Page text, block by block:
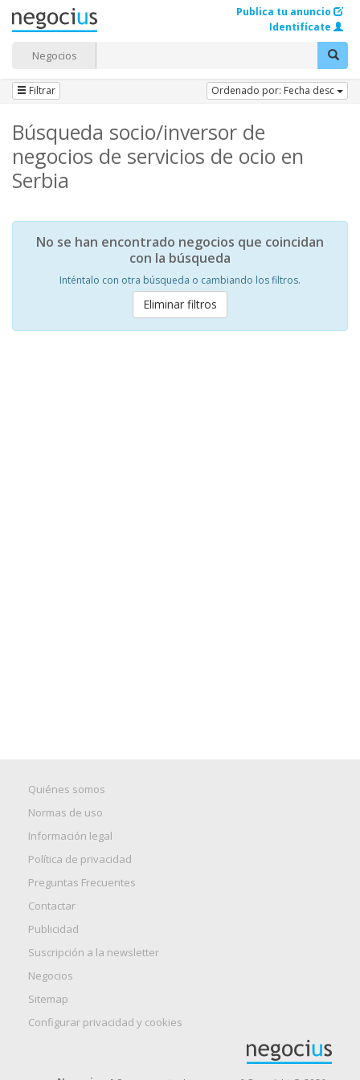
Negocios
Publica tu anuncio
Identifícate
Filtrar Ordenado por: Fecha desc
Búsqueda socio/inversor de
negocios de servicios de ocio en
Serbia
No se han encontrado negocios que coincidan
con la búsqueda
Inténtalo con otra búsqueda o cambiando los filtros.
Eliminar filtros
Quiénes somos
Normas de uso
Información legal
Política de privacidad
Preguntas Frecuentes
Contactar
Publicidad
Suscripción a la newsletter
Negocios
Sitemap
Configurar privacidad y cookies